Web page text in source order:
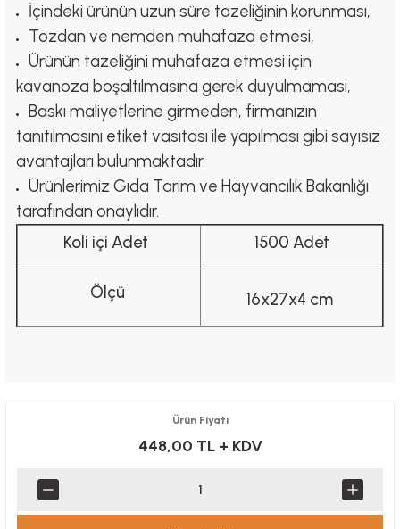
İçindeki ürünün uzun süre tazeliğinin korunması,
Tozdan ve nemden muhafaza etmesi,
Ürünün tazeliğini muhafaza etmesi için
kavanoza boşaltılmasına gerek duyulmaması,
Baskı maliyetlerine girmeden, firmanızın
tanıtılmasını etiket vasıtası ile yapılması gibi sayısız
avantajları bulunmaktadır.
Ürünlerimiz Gıda Tarım ve Hayvancılık Bakanlığı
tarafından onaylıdır.
Koli içi Adet
1500 Adet
Ölçü 16x27x4 cm
Ürün Fiyatı
448,00 TL + KDV